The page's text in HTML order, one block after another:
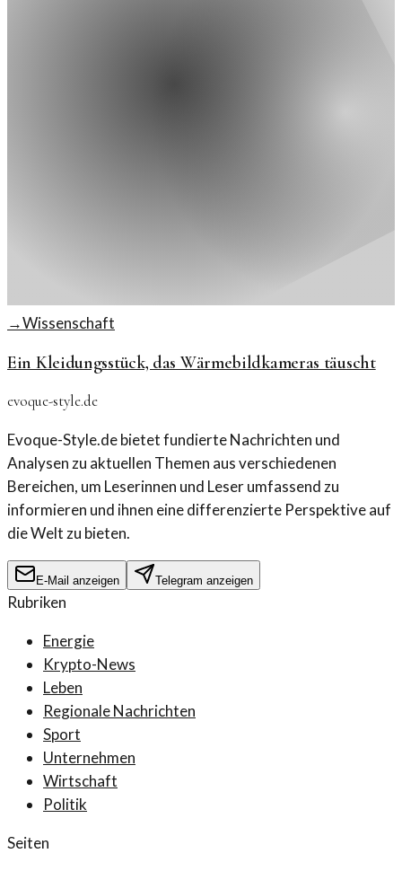
→Wissenschaft
Ein Kleidungsstück, das Wärmebildkameras täuscht
evoque-style.de
Evoque-Style.de bietet fundierte Nachrichten und
Analysen zu aktuellen Themen aus verschiedenen
Bereichen, um Leserinnen und Leser umfassend zu
informieren und ihnen eine differenzierte Perspektive auf
die Welt zu bieten.
E-Mail anzeigen Telegram anzeigen
Rubriken
Energie
Krypto-News
Leben
Regionale Nachrichten
Sport
Unternehmen
Wirtschaft
Politik
Seiten